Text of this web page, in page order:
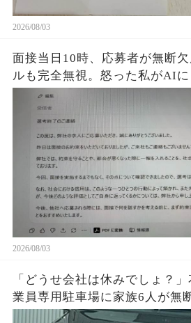
2026/08/03
面接当日10時、応募者が無断
ルも完全無視。怒った私がAI
採用通知を書いて」と頼むと、
完成して…
2026/08/03
「どうせ会社は休みでしょ？
業員専用駐車場に家族6人が無
施錠されたゲートと防犯カメ